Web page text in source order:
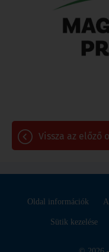
vissza az előző
Oldal információk
Sütik kezelése